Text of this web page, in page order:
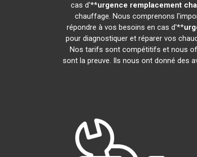
cas d'**urgence remplacement
chauffage. Nous comprenons
répondre à vos besoins en cas d'**
pour diagnostiquer et réparer vos
Nos tarifs sont compétitifs et nous
sont la preuve. Ils nous ont donné des